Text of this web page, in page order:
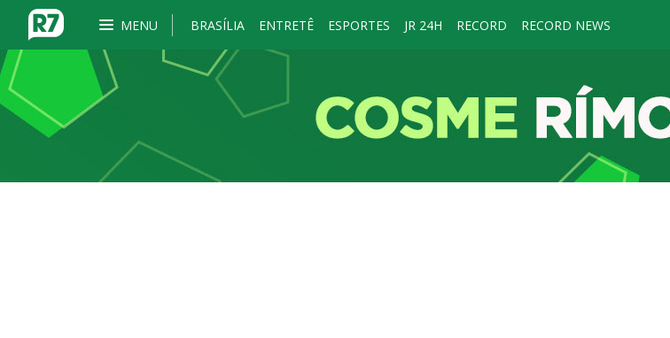
MENU BRASÍLIA ENTRETÊ ESPORTES JR 24H RECORD RECORD NEWS